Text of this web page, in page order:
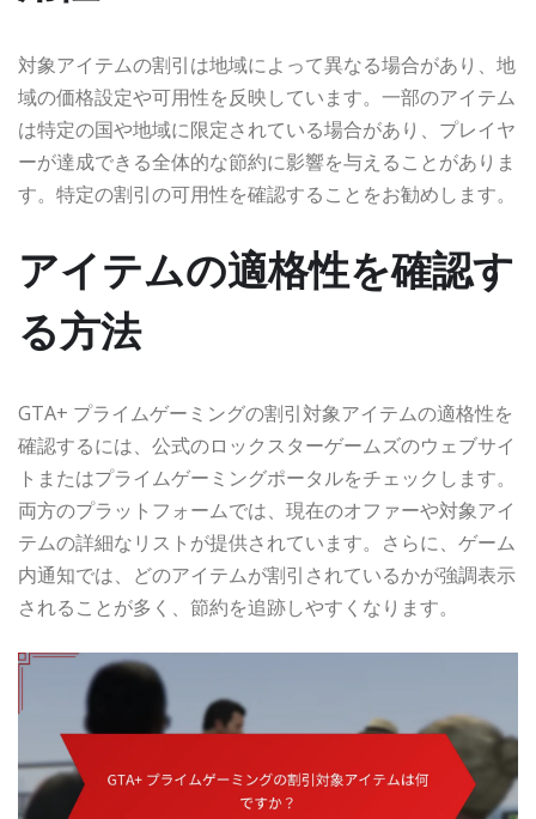
対象アイテムの割引は地域によって異なる場合があり、地
域の価格設定や可用性を反映しています。一部のアイテム
は特定の国や地域に限定されている場合があり、プレイヤ
ーが達成できる全体的な節約に影響を与えることがありま
す。特定の割引の可用性を確認することをお勧めします。
アイテムの適格性を確認す
る方法
GTA+ プライムゲーミングの割引対象アイテムの適格性を
確認するには、公式のロックスターゲームズのウェブサイ
トまたはプライムゲーミングポータルをチェックします。
両方のプラットフォームでは、現在のオファーや対象アイ
テムの詳細なリストが提供されています。さらに、ゲーム
内通知では、どのアイテムが割引されているかが強調表示
されることが多く、節約を追跡しやすくなります。